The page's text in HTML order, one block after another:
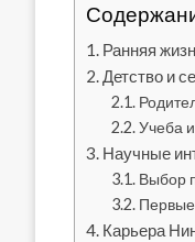
Ранняя
Детство и
Учеба
Научные
Выбор
Карьера